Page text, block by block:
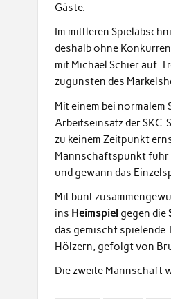
Gäste.
Im mittleren
deshalb ohne
mit Michael Schier auf.
zugunsten des
Mit einem bei
Arbeitseinsatz der
zu keinem Zeitpunkt
Mannschaftspunkt fuhr
und gewann das
Mit bunt
ins Heimspiel gegen die
das gemischt spielende
Hölzern, gefolgt von
Die zweite Mannschaft